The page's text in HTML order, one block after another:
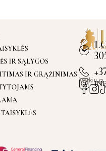
IR SĄLYGOS
IR GRĄŽINIMAS
Verkiu